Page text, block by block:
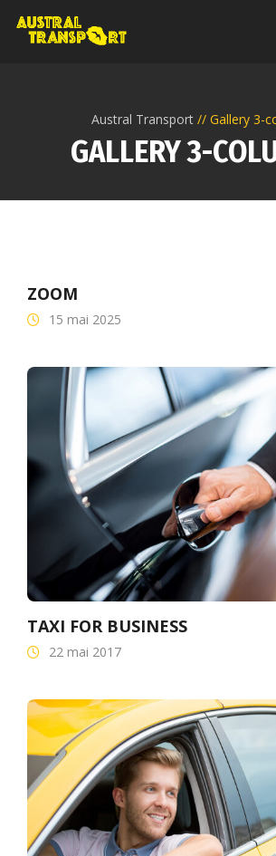
Austral Transport Gallery 3-
GALLERY 3-
ZOOM
15 mai 2025
TAXI FOR BUSINESS
22 mai 2017